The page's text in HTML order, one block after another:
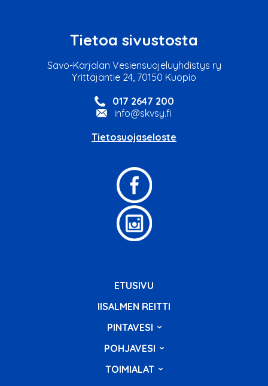
Tietoa sivustosta
Savo-Karjalan Vesiensuojeluyhdistys ry
Yrittäjäntie 24, 70150 Kuopio
017 2647 200
info@skvsy.fi
Tietosuojaseloste
ETUSIVU
IISALMEN REITTI
PINTAVESI
POHJAVESI
TOIMIALAT